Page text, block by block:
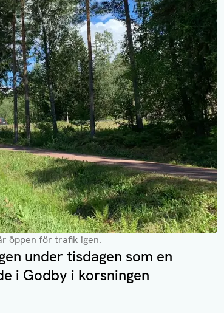
öppen för trafik igen.
under tisdagen som en
i Godby i korsningen